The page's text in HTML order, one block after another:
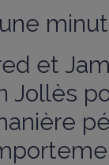
et
Jollès